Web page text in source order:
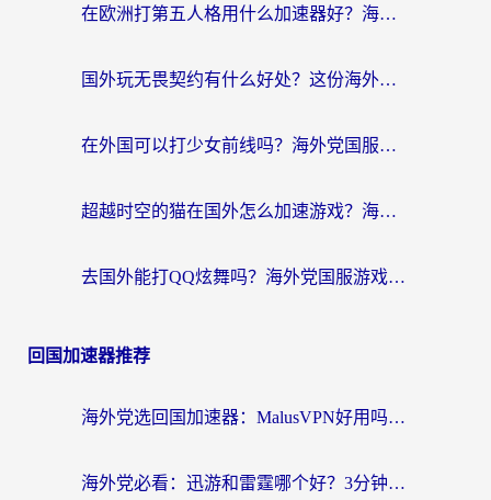
在欧洲打第五人格用什么加速器好？海外党亲测有效的国服游戏加速方案
国外玩无畏契约有什么好处？这份海外国服游戏加速指南帮你解决90%的卡顿问题
在外国可以打少女前线吗？海外党国服游戏畅玩终极指南（附避坑技巧）
超越时空的猫在国外怎么加速游戏？海外玩家国服畅玩终极指南
去国外能打QQ炫舞吗？海外党国服游戏不卡顿的终极指南
回国加速器推荐
海外党选回国加速器：MalusVPN好用吗？和快帆VPN哪个好？附真实对比与避坑指南
海外党必看：迅游和雷霆哪个好？3分钟教你选对回国加速器，无缝刷国内剧玩手游